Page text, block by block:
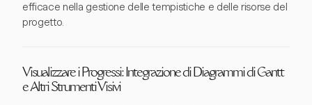
efficace nella gestione delle tempistiche e delle risorse del
progetto.
Visualizzare i Progressi: Integrazione di Diagrammi di Gantt
e Altri Strumenti Visivi